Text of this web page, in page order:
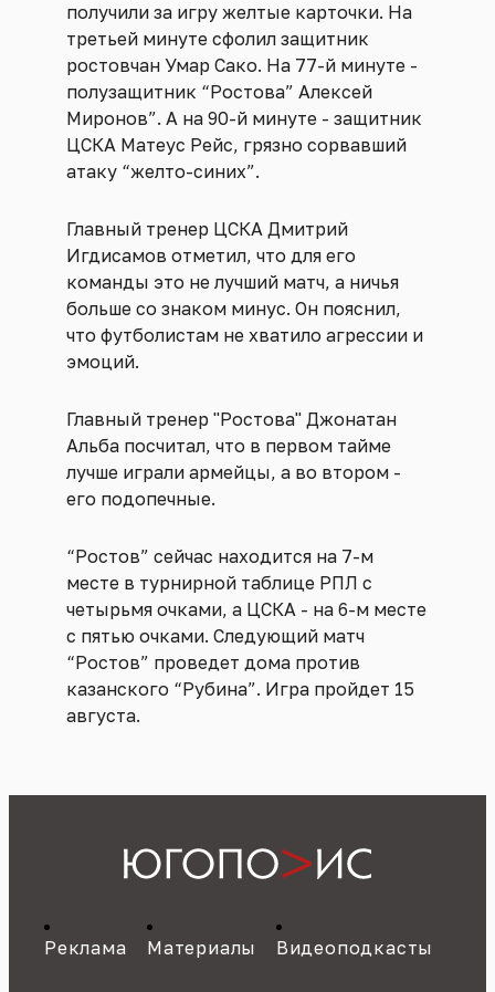
получили за игру желтые карточки. На
третьей минуте сфолил защитник
ростовчан Умар Сако. На 77-й минуте -
полузащитник “Ростова” Алексей
Миронов”. А на 90-й минуте - защитник
ЦСКА Матеус Рейс, грязно сорвавший
атаку “желто-синих”.
Главный тренер ЦСКА Дмитрий
Игдисамов отметил, что для его
команды это не лучший матч, а ничья
больше со знаком минус. Он пояснил,
что футболистам не хватило агрессии и
эмоций.
Главный тренер "Ростова" Джонатан
Альба посчитал, что в первом тайме
лучше играли армейцы, а во втором -
его подопечные.
“Ростов” сейчас находится на 7-м
месте в турнирной таблице РПЛ с
четырьмя очками, а ЦСКА - на 6-м месте
с пятью очками. Следующий матч
“Ростов” проведет дома против
казанского “Рубина”. Игра пройдет 15
августа.
Реклама Материалы Видеоподкасты